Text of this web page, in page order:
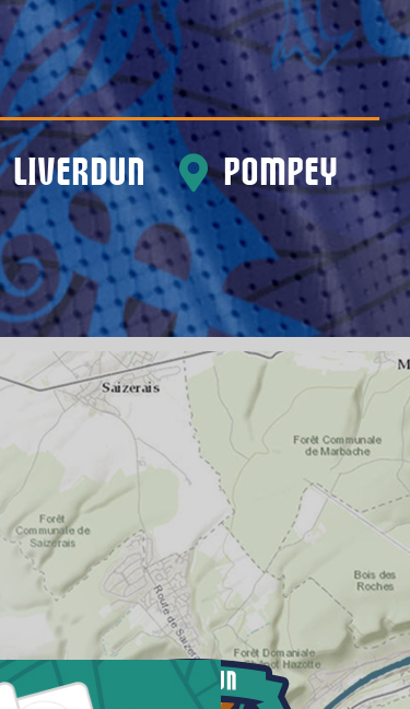
Liverdun Pompey